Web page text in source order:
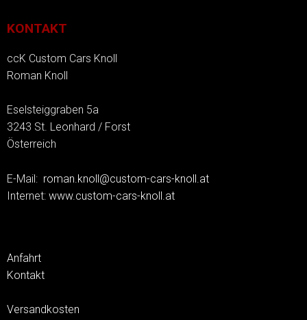
KONTAKT
ccK Custom Cars Knoll
Roman Knoll
Eselsteiggraben 5a
3243 St. Leonhard / Forst
Österreich
E-Mail: roman.knoll@custom-cars-knoll.at
Internet: www.custom-cars-knoll.at
Anfahrt
Kontakt
Versandkosten